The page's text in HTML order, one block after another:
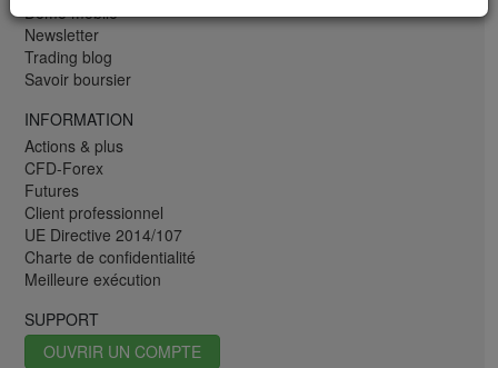
Démo mobile
Newsletter
Trading blog
Savoir boursier
INFORMATION
Actions & plus
CFD-Forex
Futures
Client professionnel
UE Directive 2014/107
Charte de confidentialité
Meilleure exécution
SUPPORT
OUVRIR UN COMPTE